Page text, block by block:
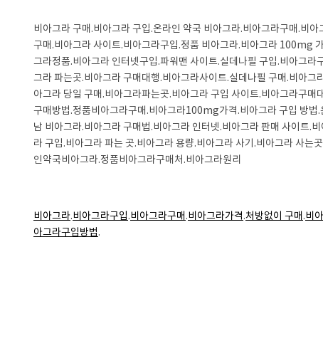
비아그라 구매.비아그라 구입.온라인 약국 비아그라.비아그라구매.비
구매.비아그라 사이트.비아그라구입.정품 비아그라.비아그라 100mg
그라정품.비아그라 인터넷구입.파워맨 사이트.실데나필 구입.비아그
그라 파는곳.비아그라 구매대행.비아그라사이트.실데나필 구매.비아
아그라 당일 구매.비아그라파는곳.비아그라 구입 사이트.비아그라구
구매방법.정품비아그라구매.비아그라100mg가격.비아그라 구입 방법
남 비아그라.비아그라 구매법.비아그라 인터넷.비아그라 판매 사이트.
라 구입.비아그라 파는 곳.비아그라 용량.비아그라 사기.비아그라 사
인약국비아그라.정품비아그라구매처.비아그라원리
비아그라.비아그라구입.비아그라구매 .비아그라가격.처방없이 구매 .비
아그라구입방법.